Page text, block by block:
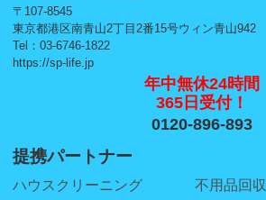
〒107-8545
東京都港区南青山2丁目2番15号ウィン青山942
Tel：03-6746-1822
https://sp-life.jp
年中無休24時間
365日受付！
0120-896-893
提携パートナー
ハウスクリーニング 不用品回収